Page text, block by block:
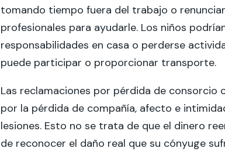
tomando tiempo fuera del trabajo o
profesionales para ayudarle. Los niños
responsabilidades en casa o perderse
puede participar o proporcionar transporte.
Las reclamaciones por pérdida de consorcio
por la pérdida de compañía, afecto e
lesiones. Esto no se trata de que el dinero
de reconocer el daño real que su cónyuge